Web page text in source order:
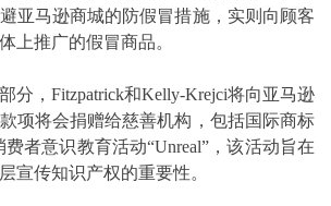
亚马逊商城的防假冒措施，实则向顾客
上推广的假冒商品。
分，Fitzpatrick和Kelly-Krejci将向亚马逊
项将会捐赠给慈善机构，包括国际商标
者意识教育活动“Unreal”，该活动旨在
宣传知识产权的重要性。